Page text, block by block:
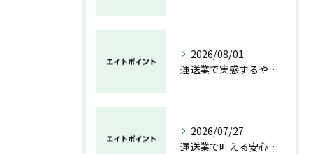
2026/08/01
運送業で実感するやりがいと成長の魅力
2026/07/27
運送業で叶える安心と成長のキャリア